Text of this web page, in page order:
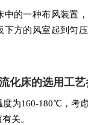
中的一种布风装置
下方的风室起到匀
化床的选用工艺
为160-180℃，考
关。